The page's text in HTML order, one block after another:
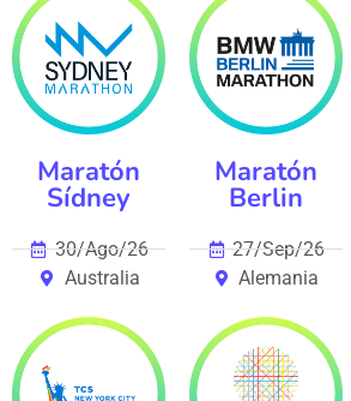
Maratón
Sídney
30/Ago/26
Australia
Maratón
Berlin
27/Sep/26
Alemania